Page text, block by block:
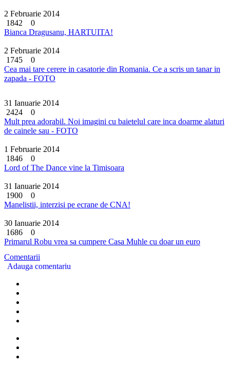
2 Februarie 2014
1842
0
Bianca Dragusanu, HARTUITA!
2 Februarie 2014
1745
0
Cea mai tare cerere in casatorie din Romania. Ce a scris un tanar in
zapada - FOTO
31 Ianuarie 2014
2424
0
Mult prea adorabil. Noi imagini cu baietelul care inca doarme alaturi
de cainele sau - FOTO
1 Februarie 2014
1846
0
Lord of The Dance vine la Timisoara
31 Ianuarie 2014
1900
0
Manelistii, interzisi pe ecrane de CNA!
30 Ianuarie 2014
1686
0
Primarul Robu vrea sa cumpere Casa Muhle cu doar un euro
Comentarii
Adauga comentariu